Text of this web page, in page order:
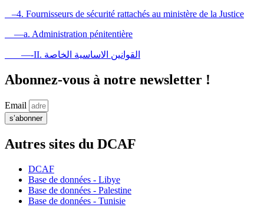
–4. Fournisseurs de sécurité rattachés au ministère de la Justice
—a. Administration pénitentière
—-II. القوانين الاساسية الخاصة
Abonnez-vous à notre newsletter !
Email
s’abonner
Autres sites du DCAF
DCAF
Base de données - Libye
Base de données - Palestine
Base de données - Tunisie